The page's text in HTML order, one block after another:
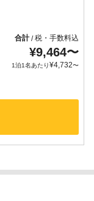
合計/税・手数料込
¥9,464〜
1泊1名あたり¥4,732〜